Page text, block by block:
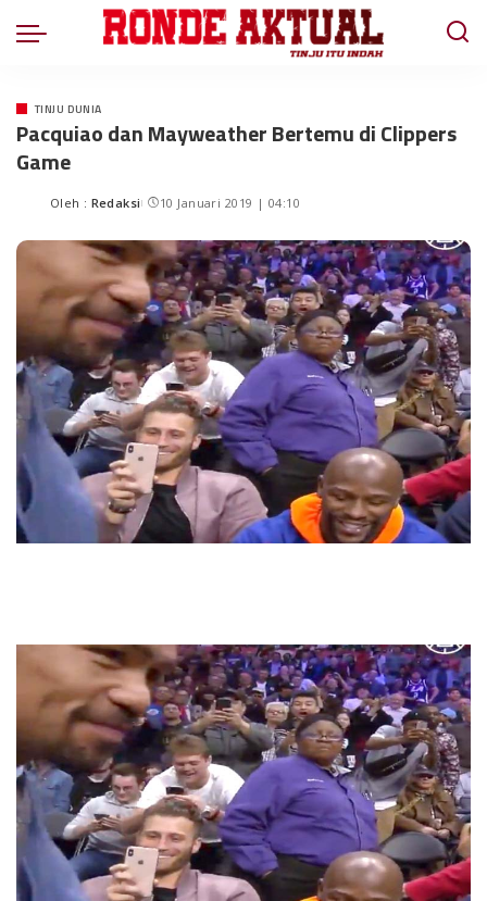
TINJU DUNIA
Pacquiao dan Mayweather Bertemu di Clippers
Game
Oleh : Redaksi 10 Januari 2019 | 04:10